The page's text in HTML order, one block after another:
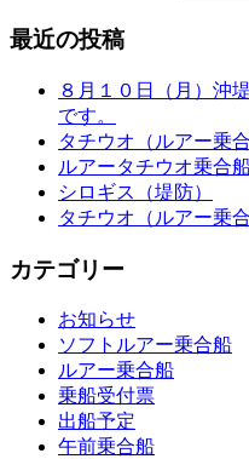
最近の投稿
８月１０日（月）沖
です。
タチウオ（ルアー乗合
ルアータチウオ乗合
シロギス（堤防）
タチウオ（ルアー乗合
カテゴリー
お知らせ
ソフトルアー乗合船
ルアー乗合船
乗船受付票
出船予定
午前乗合船